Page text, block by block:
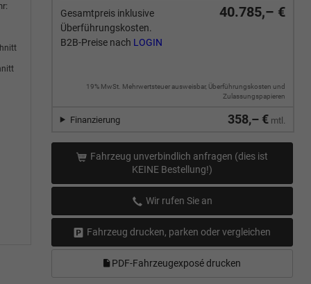
Gesamtpreis inklusive
Überführungskosten.
B2B-Preise nach LOGIN
40.785,– €
19% MwSt. Mehrwertsteuer ausweisbar, Überführungskosten und
Zulassungspapieren
358,– € mtl.
Finanzierung
Fahrzeug unverbindlich anfragen (dies ist
KEINE Bestellung!)
Wir rufen Sie an
Fahrzeug drucken, parken oder vergleichen
PDF-Fahrzeugexposé drucken